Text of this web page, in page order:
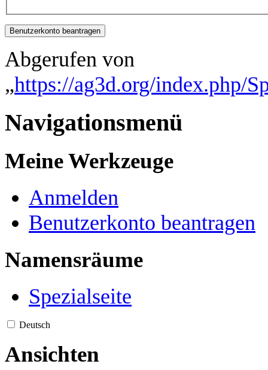
Abgerufen von
„https://ag3d.org/index.php/
Navigationsmenü
Meine Werkzeuge
Anmelden
Benutzerkonto beantragen
Namensräume
Spezialseite
Deutsch
Ansichten